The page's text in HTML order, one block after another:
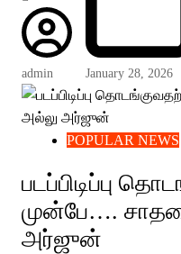
admin January 28, 2026
POPULAR NEWS
படப்பிடிப்பு
முன்பே….
அர்ஜுன்